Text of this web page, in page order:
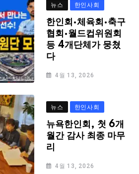
뉴스 한인사회
한인회·체육회·축구
협회·월드컵위원회
등 4개단체가 뭉쳤
다
4월 13, 2026
뉴스 한인사회
뉴욕한인회, 첫 6개
월간 감사 최종 마무
리
4월 13, 2026